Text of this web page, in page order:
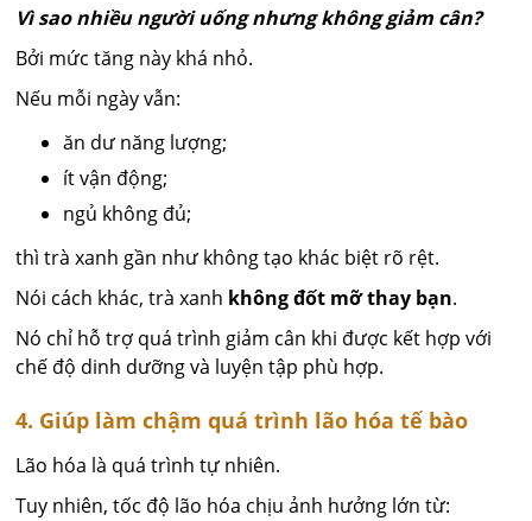
Vì sao nhiều người uống nhưng không giảm cân?
Bởi mức tăng này khá nhỏ.
Nếu mỗi ngày vẫn:
ăn dư năng lượng;
ít vận động;
ngủ không đủ;
thì trà xanh gần như không tạo khác biệt rõ rệt.
Nói cách khác, trà xanh không đốt mỡ thay bạn.
Nó chỉ hỗ trợ quá trình giảm cân khi được kết hợp với
chế độ dinh dưỡng và luyện tập phù hợp.
4. Giúp làm chậm quá trình lão hóa tế bào
Lão hóa là quá trình tự nhiên.
Tuy nhiên, tốc độ lão hóa chịu ảnh hưởng lớn từ: